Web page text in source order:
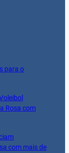
para o
Rosa com
com mais de